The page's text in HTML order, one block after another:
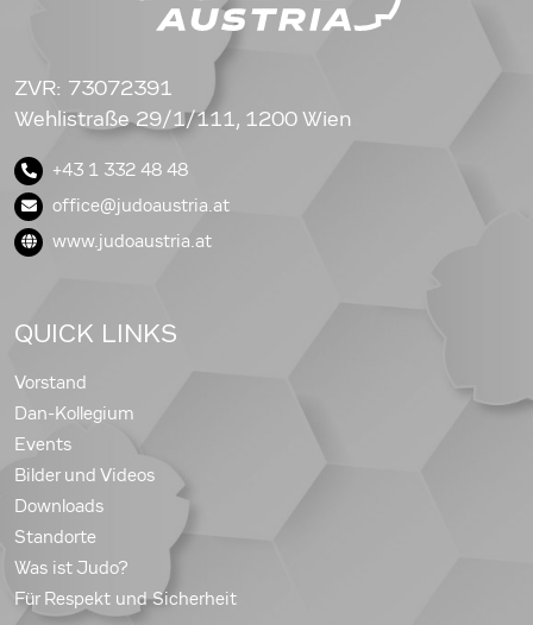
ZVR: 73072391
Wehlistraße 29/1/111, 1200 Wien
+43 1 332 48 48
office@judoaustria.at
www.judoaustria.at
QUICK LINKS
Vorstand
Dan-Kollegium
Events
Bilder und Videos
Downloads
Standorte
Was ist Judo?
Für Respekt und Sicherheit